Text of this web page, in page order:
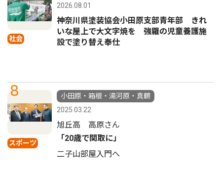
社会
2026.08.01
神奈川県塗装協会小田原支部青年部 きれ
いな屋上で大文字焼を 強羅の児童養護施
設で塗り替え奉仕
8
スポーツ
小田原・箱根・湯河原・真鶴
2025.03.22
旭丘高 高原さん
「20歳で関取に」
二子山部屋入門へ